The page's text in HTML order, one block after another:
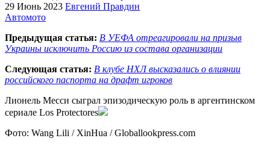
29 Июнь 2023 Евгений Правдин
Автомото
Предыдущая статья: В УЕФА отреагировали на призыв
Украины исключить Россию из состава организации
Следующая статья: В клубе НХЛ высказались о влиянии
российского паспорта на драфт игроков
Лионель Месси сыграл эпизодическую роль в аргентинском
сериале Los Protectores
Фото: Wang Lili / XinHua / Globallookpress.com